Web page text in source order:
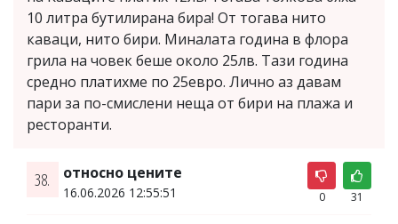
10 литра бутилирана бира! От тогава нито
каваци, нито бири. Миналата година в флора
грила на човек беше около 25лв. Тази година
средно платихме по 25евро. Лично аз давам
пари за по-смислени неща от бири на плажа и
ресторанти.
38. относно цените
16.06.2026 12:55:51 0 31